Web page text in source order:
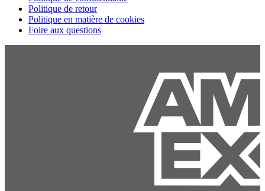
Politique de retour
Politique en matière de cookies
Foire aux questions